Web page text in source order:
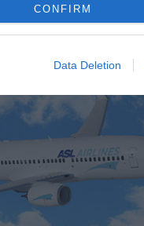
CONFIRM
Data Deletion